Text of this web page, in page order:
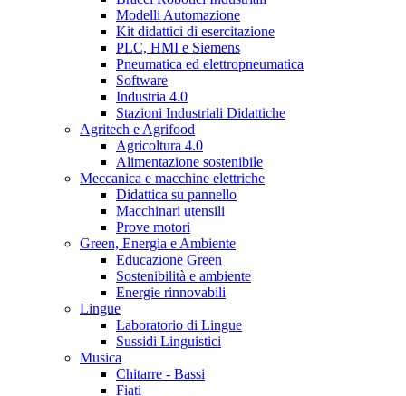
Modelli Automazione
Kit didattici di esercitazione
PLC, HMI e Siemens
Pneumatica ed elettropneumatica
Software
Industria 4.0
Stazioni Industriali Didattiche
Agritech e Agrifood
Agricoltura 4.0
Alimentazione sostenibile
Meccanica e macchine elettriche
Didattica su pannello
Macchinari utensili
Prove motori
Green, Energia e Ambiente
Educazione Green
Sostenibilità e ambiente
Energie rinnovabili
Lingue
Laboratorio di Lingue
Sussidi Linguistici
Musica
Chitarre - Bassi
Fiati